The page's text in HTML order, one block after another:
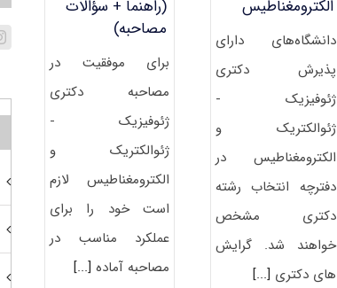
الکترومغناطیس
دانشگاه‌های دارای
پذیرش دکتری
ژئوفیزیک -
ژئوالکتریک و
الکترومغناطیس در
دفترچه انتخاب رشته
دکتری مشخص
خواهند شد. گرایش
های دکتری [...]
(راهنما + سؤالات
مصاحبه)
برای موفقیت در
مصاحبه دکتری
ژئوفیزیک -
ژئوالکتریک و
الکترومغناطیس لازم
است خود را برای
عملکرد مناسب در
مصاحبه آماده[...]